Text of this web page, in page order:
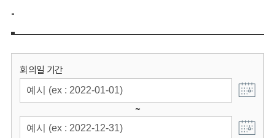
보
위
원
-
회의일 기간
~